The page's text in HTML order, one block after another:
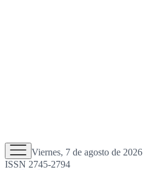
Viernes, 7 de agosto de 2026
ISSN 2745-2794